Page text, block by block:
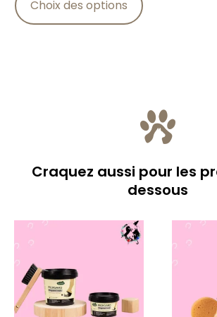
Choix des options
Craquez aussi pour les
dessous